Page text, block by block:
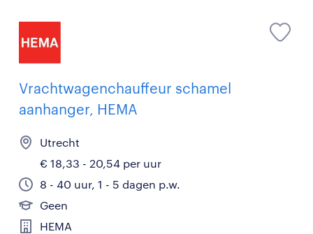
Vrachtwagenchauffeur schamel
aanhanger, HEMA
Utrecht
€ 18,33 - 20,54 per uur
8 - 40 uur, 1 - 5 dagen p.w.
Geen
HEMA